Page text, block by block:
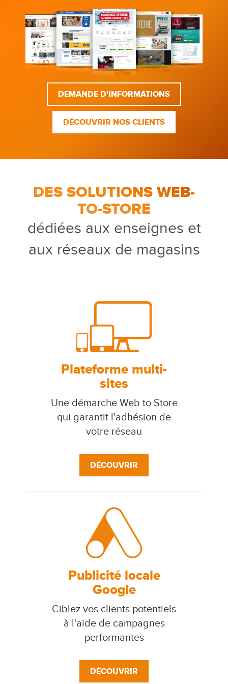
DEMANDE D'INFORMATIONS
DÉCOUVRIR NOS CLIENTS
DES SOLUTIONS WEB-
TO-STORE
dédiées aux enseignes et
aux réseaux de magasins
Plateforme multi-
sites
Une démarche Web to Store
qui garantit l'adhésion de
votre réseau
DÉCOUVRIR
Publicité locale
Google
Ciblez vos clients potentiels
à l'aide de campagnes
performantes
DÉCOUVRIR